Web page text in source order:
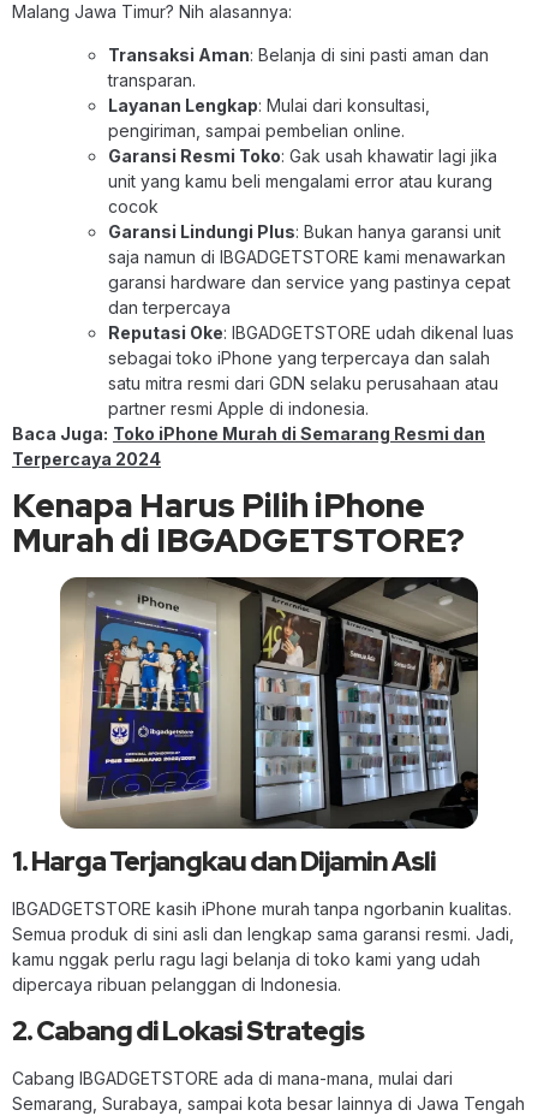
Malang Jawa Timur? Nih alasannya:
Transaksi Aman: Belanja di sini pasti aman dan
transparan.
Layanan Lengkap: Mulai dari konsultasi,
pengiriman, sampai pembelian online.
Garansi Resmi Toko: Gak usah khawatir lagi jika
unit yang kamu beli mengalami error atau kurang
cocok
Garansi Lindungi Plus: Bukan hanya garansi unit
saja namun di IBGADGETSTORE kami menawarkan
garansi hardware dan service yang pastinya cepat
dan terpercaya
Reputasi Oke: IBGADGETSTORE udah dikenal luas
sebagai toko iPhone yang terpercaya dan salah
satu mitra resmi dari GDN selaku perusahaan atau
partner resmi Apple di indonesia.
Baca Juga: Toko iPhone Murah di Semarang Resmi dan
Terpercaya 2024
Kenapa Harus Pilih iPhone
Murah di IBGADGETSTORE?
1. Harga Terjangkau dan Dijamin Asli
IBGADGETSTORE kasih iPhone murah tanpa ngorbanin kualitas.
Semua produk di sini asli dan lengkap sama garansi resmi. Jadi,
kamu nggak perlu ragu lagi belanja di toko kami yang udah
dipercaya ribuan pelanggan di Indonesia.
2. Cabang di Lokasi Strategis
Cabang IBGADGETSTORE ada di mana-mana, mulai dari
Semarang, Surabaya, sampai kota besar lainnya di Jawa Tengah